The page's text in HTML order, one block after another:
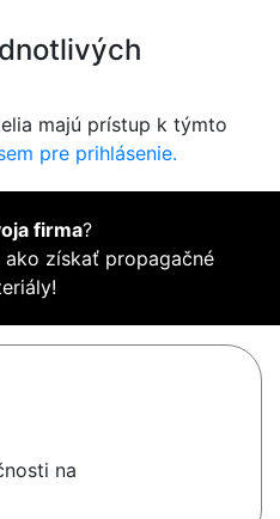
majú prístup k týmto
pre prihlásenie.
firma?
ako získať propagačné
na